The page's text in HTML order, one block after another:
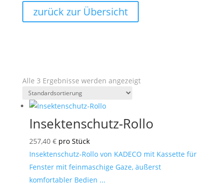
zurück zur Übersicht
Alle 3 Ergebnisse werden angezeigt
Insektenschutz-Rollo
257,40 € pro Stück
Insektenschutz-Rollo von KADECO mit Kassette für
Fenster mit feinmaschige Gaze, äußerst
komfortabler Bedien ...